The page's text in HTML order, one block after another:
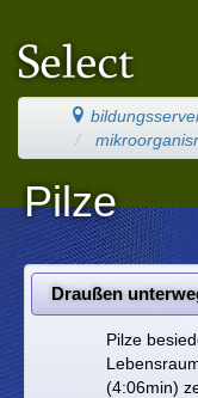
Pilze
Draußen
Pilze
(4:06min)